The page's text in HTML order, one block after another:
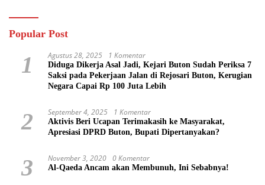
Popular Post
1 Agustus 28, 2025 1 Komentar
Diduga Dikerja Asal Jadi, Kejari Buton Sudah Periksa 7
Saksi pada Pekerjaan Jalan di Rejosari Buton, Kerugian
Negara Capai Rp 100 Juta Lebih
2 September 4, 2025 1 Komentar
Aktivis Beri Ucapan Terimakasih ke Masyarakat,
Apresiasi DPRD Buton, Bupati Dipertanyakan?
3 November 3, 2020 0 Komentar
Al-Qaeda Ancam akan Membunuh, Ini Sebabnya!